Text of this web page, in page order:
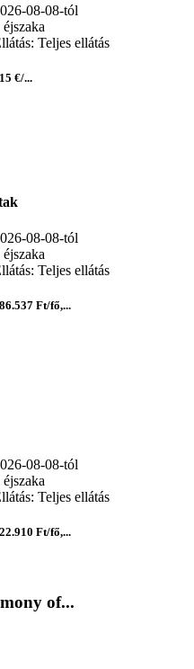
08-08-tól
éjszaka
Teljes ellátás
€/...
08-08-tól
éjszaka
Teljes ellátás
Ft/fő,...
08-08-tól
éjszaka
Teljes ellátás
Ft/fő,...
of...